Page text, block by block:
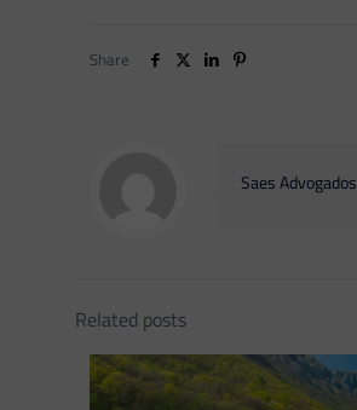
Share
Saes Advogados
Related posts